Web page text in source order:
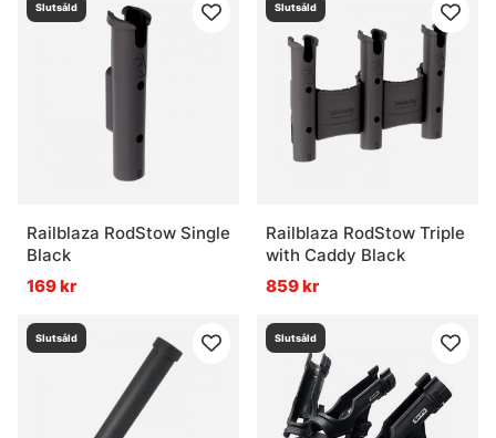
Slutsåld
Railblaza RodStow Single
Black
169 kr
Slutsåld
Railblaza RodStow Triple
with Caddy Black
859 kr
Slutsåld Slutsåld